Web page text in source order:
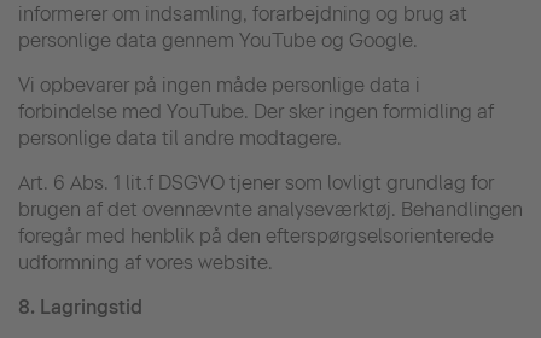
informerer om indsamling, forarbejdning og brug at
personlige data gennem YouTube og Google.
Vi opbevarer på ingen måde personlige data i
forbindelse med YouTube. Der sker ingen formidling af
personlige data til andre modtagere.
Art. 6 Abs. 1 lit.f DSGVO tjener som lovligt grundlag for
brugen af det ovennævnte analyseværktøj. Behandlingen
foregår med henblik på den efterspørgselsorienterede
udformning af vores website.
8. Lagringstid